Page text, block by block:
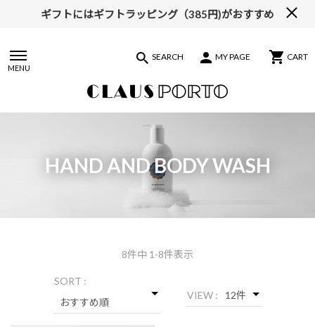
ギフトにはギフトラッピング（385円)がおすすめ
MENU
SEARCH MY PAGE CART
HAND AND BODY WASH
8件中 1-8件表示
SORT :
VIEW :